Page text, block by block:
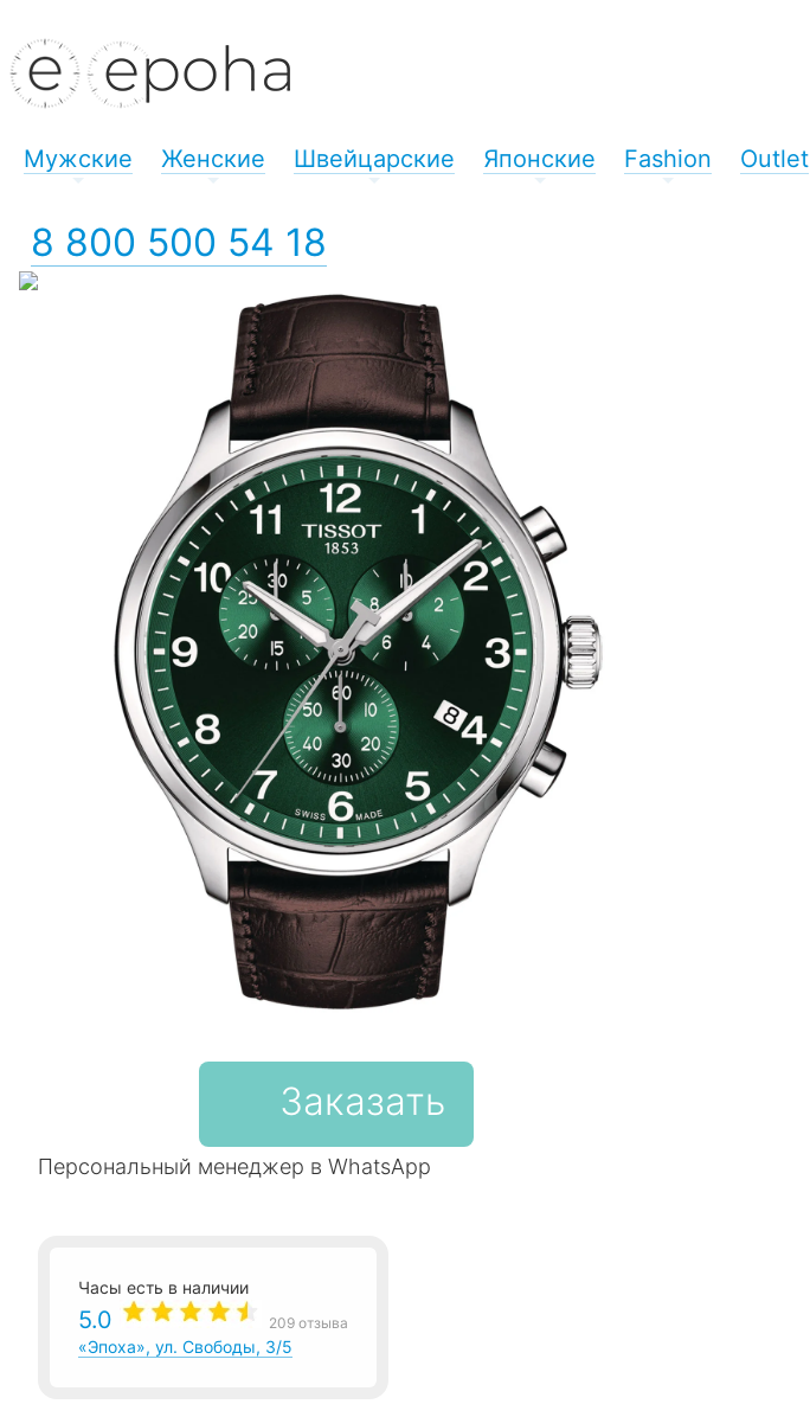
Мужские Женские Швейцарские Японские Fashion Outlet
8 800 500 54 18
Заказать
Персональный менеджер в WhatsApp
Часы есть в наличии
5.0 209 отзыва
«Эпоха», ул. Свободы, 3/5